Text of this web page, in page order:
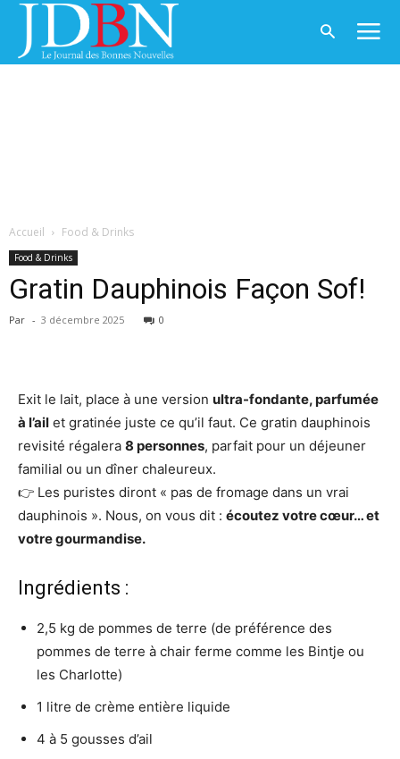
Accueil Food & Drinks
Food & Drinks
Gratin Dauphinois Façon Sof!
Par - 3 décembre 2025 0
Exit le lait, place à une version ultra-fondante, parfumée
à l’ail et gratinée juste ce qu’il faut. Ce gratin dauphinois
revisité régalera 8 personnes, parfait pour un déjeuner
familial ou un dîner chaleureux.
👉 Les puristes diront « pas de fromage dans un vrai
dauphinois ». Nous, on vous dit : écoutez votre cœur… et
votre gourmandise.
Ingrédients :
2,5 kg de pommes de terre (de préférence des
pommes de terre à chair ferme comme les Bintje ou
les Charlotte)
1 litre de crème entière liquide
4 à 5 gousses d’ail